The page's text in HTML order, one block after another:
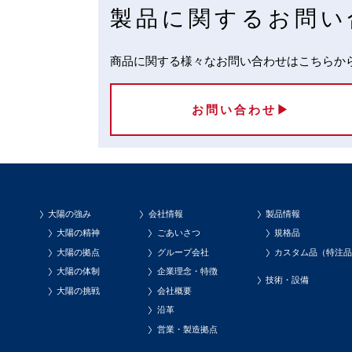
製品に関するお問
商品に関する様々なお問い合わせはこちらか
お問い合わせ▶
大陽の強み
大陽の精神
大陽の拠点
大陽の体制
大陽の挑戦
会社情報
ごあいさつ
グループ会社
企業理念・特徴
会社概要
沿革
営業・製造拠点
製品情報
規格品
カスタム品（特注
技術・設備